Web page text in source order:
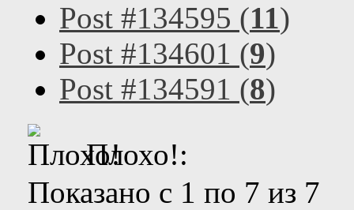
Post #134595 (11)
Post #134601 (9)
Post #134591 (8)
Плохо!:
Показано с 1 по 7 из 7